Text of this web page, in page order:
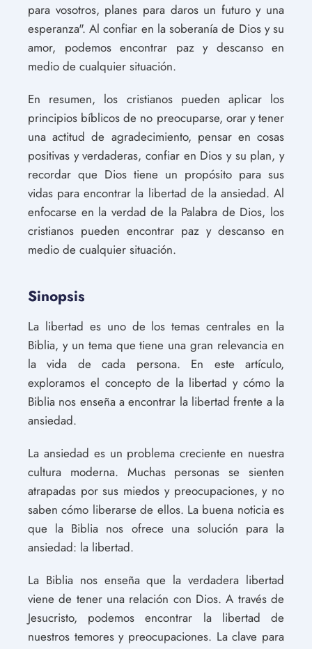
para vosotros, planes para daros un futuro y una
esperanza". Al confiar en la soberanía de Dios y su
amor, podemos encontrar paz y descanso en
medio de cualquier situación.
En resumen, los cristianos pueden aplicar los
principios bíblicos de no preocuparse, orar y tener
una actitud de agradecimiento, pensar en cosas
positivas y verdaderas, confiar en Dios y su plan, y
recordar que Dios tiene un propósito para sus
vidas para encontrar la libertad de la ansiedad. Al
enfocarse en la verdad de la Palabra de Dios, los
cristianos pueden encontrar paz y descanso en
medio de cualquier situación.
Sinopsis
La libertad es uno de los temas centrales en la
Biblia, y un tema que tiene una gran relevancia en
la vida de cada persona. En este artículo,
exploramos el concepto de la libertad y cómo la
Biblia nos enseña a encontrar la libertad frente a la
ansiedad.
La ansiedad es un problema creciente en nuestra
cultura moderna. Muchas personas se sienten
atrapadas por sus miedos y preocupaciones, y no
saben cómo liberarse de ellos. La buena noticia es
que la Biblia nos ofrece una solución para la
ansiedad: la libertad.
La Biblia nos enseña que la verdadera libertad
viene de tener una relación con Dios. A través de
Jesucristo, podemos encontrar la libertad de
nuestros temores y preocupaciones. La clave para